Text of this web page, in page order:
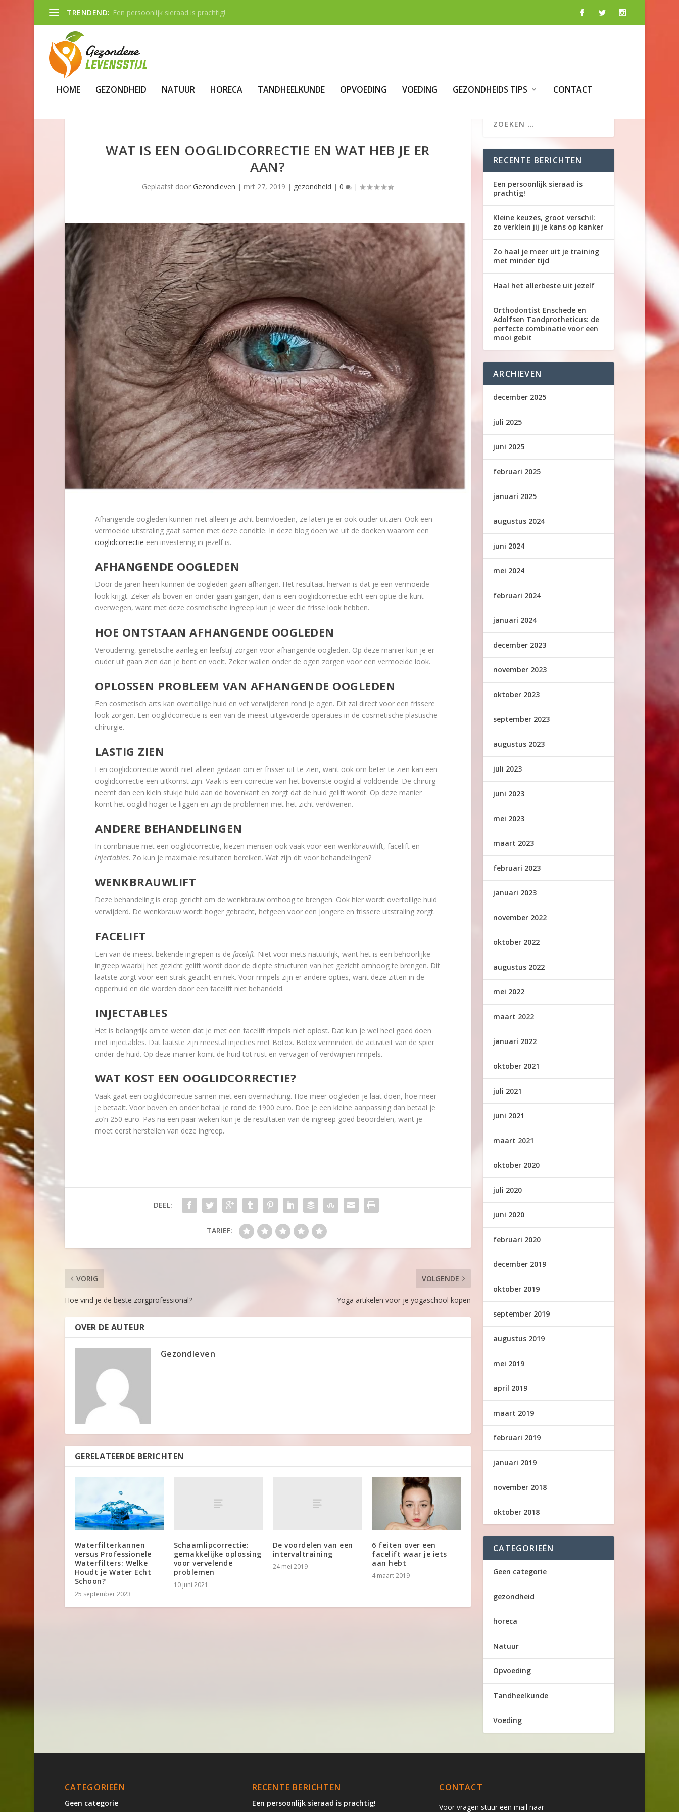
TRENDEND: Een persoonlijk sieraad is prachtig!
HOME GEZONDHEID NATUUR HORECA TANDHEELKUNDE OPVOEDING VOEDING GEZONDHEIDS TIPS CONTACT
WAT IS EEN OOGLIDCORRECTIE EN WAT HEB JE ER
AAN?
Geplaatst doorGezondleven | mrt 27, 2019 | gezondheid |0 |
Afhangende oogleden kunnen niet alleen je zicht beïnvloeden, ze laten je er ook ouder uitzien. Ook een
vermoeide uitstraling gaat samen met deze conditie. In deze blog doen we uit de doeken waarom een
ooglidcorrectie een investering in jezelf is.
AFHANGENDE OOGLEDEN
Door de jaren heen kunnen de oogleden gaan afhangen. Het resultaat hiervan is dat je een vermoeide
look krijgt. Zeker als boven en onder gaan gangen, dan is een ooglidcorrectie echt een optie die kunt
overwegen, want met deze cosmetische ingreep kun je weer die frisse look hebben.
HOE ONTSTAAN AFHANGENDE OOGLEDEN
Veroudering, genetische aanleg en leefstijl zorgen voor afhangende oogleden. Op deze manier kun je er
ouder uit gaan zien dan je bent en voelt. Zeker wallen onder de ogen zorgen voor een vermoeide look.
OPLOSSEN PROBLEEM VAN AFHANGENDE OOGLEDEN
Een cosmetisch arts kan overtollige huid en vet verwijderen rond je ogen. Dit zal direct voor een frissere
look zorgen. Een ooglidcorrectie is een van de meest uitgevoerde operaties in de cosmetische plastische
chirurgie.
LASTIG ZIEN
Een ooglidcorrectie wordt niet alleen gedaan om er frisser uit te zien, want ook om beter te zien kan een
ooglidcorrectie een uitkomst zijn. Vaak is een correctie van het bovenste ooglid al voldoende. De chirurg
neemt dan een klein stukje huid aan de bovenkant en zorgt dat de huid gelift wordt. Op deze manier
komt het ooglid hoger te liggen en zijn de problemen met het zicht verdwenen.
ANDERE BEHANDELINGEN
In combinatie met een ooglidcorrectie, kiezen mensen ook vaak voor een wenkbrauwlift, facelift en
injectables. Zo kun je maximale resultaten bereiken. Wat zijn dit voor behandelingen?
WENKBRAUWLIFT
Deze behandeling is erop gericht om de wenkbrauw omhoog te brengen. Ook hier wordt overtollige huid
verwijderd. De wenkbrauw wordt hoger gebracht, hetgeen voor een jongere en frissere uitstraling zorgt.
FACELIFT
Een van de meest bekende ingrepen is de facelift. Niet voor niets natuurlijk, want het is een behoorlijke
ingreep waarbij het gezicht gelift wordt door de diepte structuren van het gezicht omhoog te brengen. Dit
laatste zorgt voor een strak gezicht en nek. Voor rimpels zijn er andere opties, want deze zitten in de
opperhuid en die worden door een facelift niet behandeld.
INJECTABLES
Het is belangrijk om te weten dat je met een facelift rimpels niet oplost. Dat kun je wel heel goed doen
met injectables. Dat laatste zijn meestal injecties met Botox. Botox vermindert de activiteit van de spier
onder de huid. Op deze manier komt de huid tot rust en vervagen of verdwijnen rimpels.
WAT KOST EEN OOGLIDCORRECTIE?
Vaak gaat een ooglidcorrectie samen met een overnachting. Hoe meer oogleden je laat doen, hoe meer
je betaalt. Voor boven en onder betaal je rond de 1900 euro. Doe je een kleine aanpassing dan betaal je
zo’n 250 euro. Pas na een paar weken kun je de resultaten van de ingreep goed beoordelen, want je
moet eerst herstellen van deze ingreep.
DEEL:
TARIEF:
VORIG
Hoe vind je de beste zorgprofessional?
VOLGENDE
Yoga artikelen voor je yogaschool kopen
OVER DE AUTEUR
Gezondleven
GERELATEERDE BERICHTEN
Waterfilterkannen
versus Professionele
Waterfilters: Welke
Houdt je Water Echt
Schoon?
25 september 2023
Schaamlipcorrectie:
gemakkelijke oplossing
voor vervelende
problemen
10 juni 2021
De voordelen van een
intervaltraining
24 mei 2019
6 feiten over een
facelift waar je iets
aan hebt
4 maart 2019
RECENTE BERICHTEN
Een persoonlijk sieraad is
prachtig!
Kleine keuzes, groot verschil:
zo verklein jij je kans op kanker
Zo haal je meer uit je training
met minder tijd
Haal het allerbeste uit jezelf
Orthodontist Enschede en
Adolfsen Tandprotheticus: de
perfecte combinatie voor een
mooi gebit
ARCHIEVEN
december 2025
juli 2025
juni 2025
februari 2025
januari 2025
augustus 2024
juni 2024
mei 2024
februari 2024
januari 2024
december 2023
november 2023
oktober 2023
september 2023
augustus 2023
juli 2023
juni 2023
mei 2023
maart 2023
februari 2023
januari 2023
november 2022
oktober 2022
augustus 2022
mei 2022
maart 2022
januari 2022
oktober 2021
juli 2021
juni 2021
maart 2021
oktober 2020
juli 2020
juni 2020
februari 2020
december 2019
oktober 2019
september 2019
augustus 2019
mei 2019
april 2019
maart 2019
februari 2019
januari 2019
november 2018
oktober 2018
CATEGORIEËN
Geen categorie
gezondheid
horeca
Natuur
Opvoeding
Tandheelkunde
Voeding
CATEGORIEËN
Geen categorie
RECENTE BERICHTEN
Een persoonlijk sieraad is prachtig!
CONTACT
Voor vragen stuur een mail naar